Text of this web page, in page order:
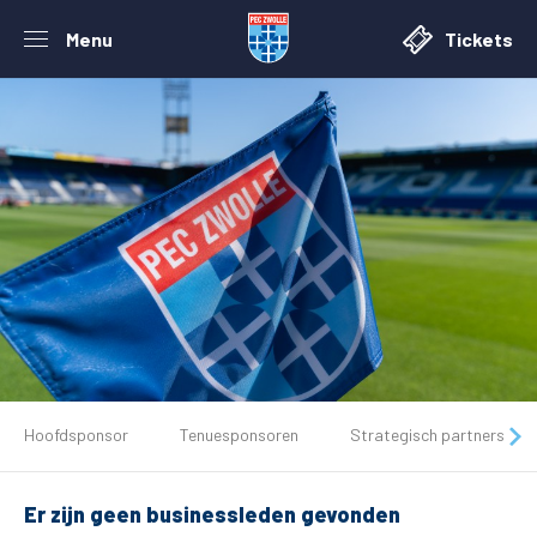
Menu Tickets
Tickets
Matchdays
Hoofdsponsor Tenuesponsoren Strategisch partners
Er zijn geen businessleden gevonden